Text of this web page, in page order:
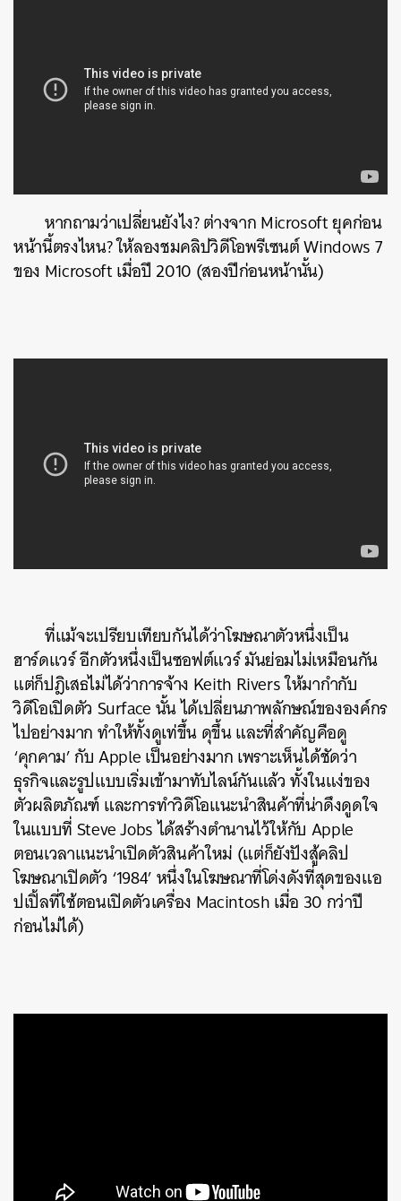
หากถามว่าเปลี่ยนยังไง? ต่างจาก Microsoft ยุคก่อน
หน้านี้ตรงไหน? ให้ลองชมคลิปวิดีโอพรีเซนต์ Windows 7
ของ Microsoft เมื่อปี 2010 (สองปีก่อนหน้านั้น)
ที่แม้จะเปรียบเทียบกันได้ว่าโฆษณาตัวหนึ่งเป็น
ฮาร์ดแวร์ อีกตัวหนึ่งเป็นซอฟต์แวร์ มันย่อมไม่เหมือนกัน
แต่ก็ปฎิเสธไม่ได้ว่าการจ้าง Keith Rivers ให้มากำกับ
วิดีโอเปิดตัว Surface นั้น ได้เปลี่ยนภาพลักษณ์ขององค์กร
ไปอย่างมาก ทำให้ทั้งดูเท่ขึ้น ดุขึ้น และที่สำคัญคือดู
‘คุกคาม’ กับ Apple เป็นอย่างมาก เพราะเห็นได้ชัดว่า
ธุรกิจและรูปแบบเริ่มเข้ามาทับไลน์กันแล้ว ทั้งในแง่ของ
ตัวผลิตภัณฑ์ และการทำวิดีโอแนะนำสินค้าที่น่าดึงดูดใจ
ในแบบที่ Steve Jobs ได้สร้างตำนานไว้ให้กับ Apple
ตอนเวลาแนะนำเปิดตัวสินค้าใหม่ (แต่ก็ยังปังสู้คลิป
โฆษณาเปิดตัว ‘1984’ หนึ่งในโฆษณาที่โด่งดังที่สุดของแอ
ปเปิ้ลที่ใช้ตอนเปิดตัวเครื่อง Macintosh เมื่อ 30 กว่าปี
ก่อนไม่ได้)